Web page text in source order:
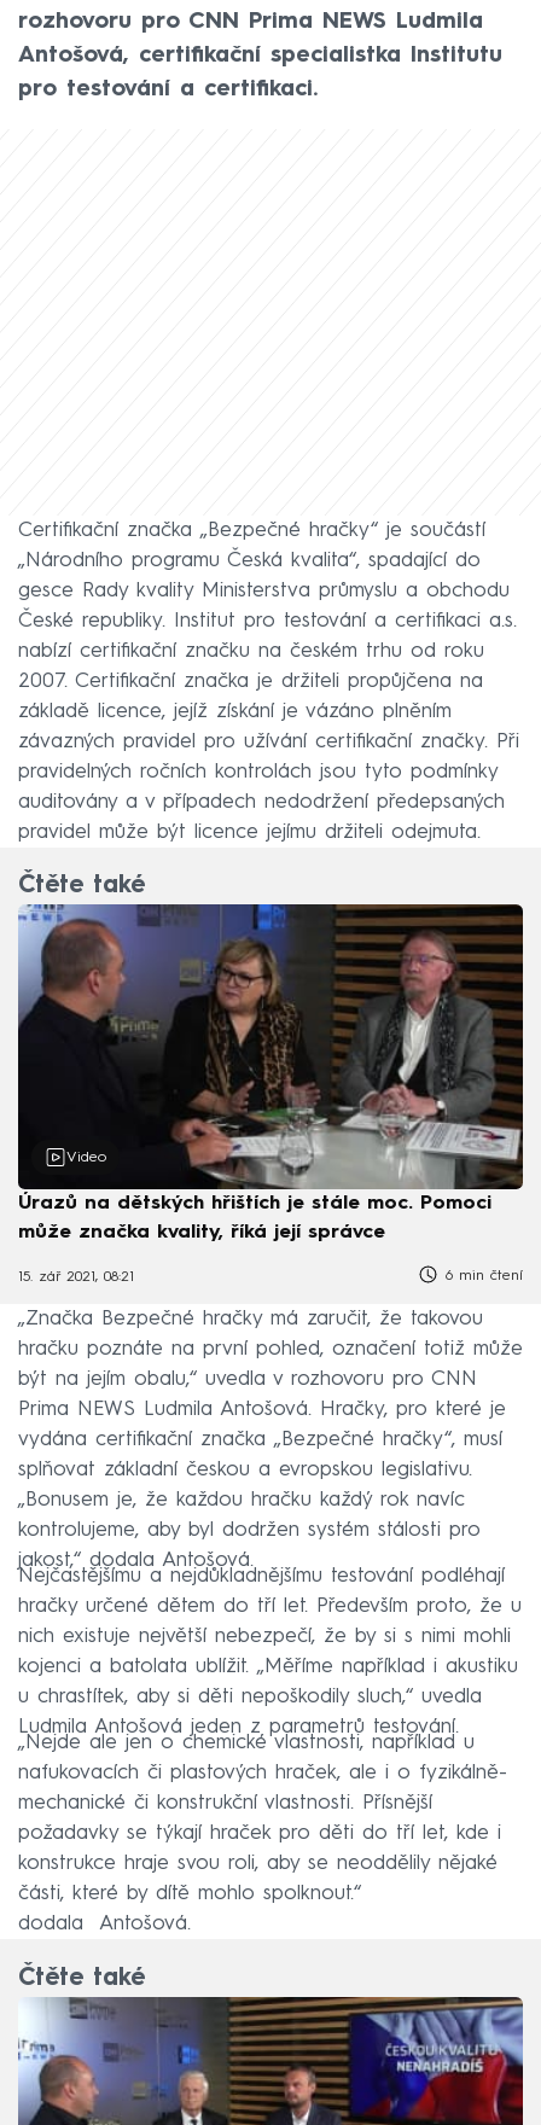
rozhovoru pro CNN Prima NEWS Ludmila
Antošová, certifikační specialistka Institutu
pro testování a certifikaci.
Certifikační značka „Bezpečné hračky“ je součástí
„Národního programu Česká kvalita“, spadající do
gesce Rady kvality Ministerstva průmyslu a obchodu
České republiky. Institut pro testování a certifikaci a.s.
nabízí certifikační značku na českém trhu od roku
2007. Certifikační značka je držiteli propůjčena na
základě licence, jejíž získání je vázáno plněním
závazných pravidel pro užívání certifikační značky. Při
pravidelných ročních kontrolách jsou tyto podmínky
auditovány a v případech nedodržení předepsaných
pravidel může být licence jejímu držiteli odejmuta.
Čtěte také
Video
Úrazů na dětských hřištích je stále moc. Pomoci
může značka kvality, říká její správce
15. zář 2021, 08:21 6 min čtení
„Značka Bezpečné hračky má zaručit, že takovou
hračku poznáte na první pohled, označení totiž může
být na jejím obalu,“ uvedla v rozhovoru pro CNN
Prima NEWS Ludmila Antošová. Hračky, pro které je
vydána certifikační značka „Bezpečné hračky“, musí
splňovat základní českou a evropskou legislativu.
„Bonusem je, že každou hračku každý rok navíc
kontrolujeme, aby byl dodržen systém stálosti pro
jakost,“ dodala Antošová.
Nejčastějšímu a nejdůkladnějšímu testování podléhají
hračky určené dětem do tří let. Především proto, že u
nich existuje největší nebezpečí, že by si s nimi mohli
kojenci a batolata ublížit. „Měříme například i akustiku
u chrastítek, aby si děti nepoškodily sluch,“ uvedla
Ludmila Antošová jeden z parametrů testování.
„Nejde ale jen o chemické vlastnosti, například u
nafukovacích či plastových hraček, ale i o fyzikálně-
mechanické či konstrukční vlastnosti. Přísnější
požadavky se týkají hraček pro děti do tří let, kde i
konstrukce hraje svou roli, aby se neoddělily nějaké
části, které by dítě mohlo spolknout.“
dodala Antošová.
Čtěte také